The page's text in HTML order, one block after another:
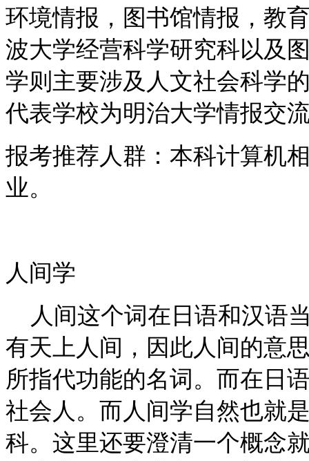
环境情报，图书馆情报，教
波大学经营科学研究科以及
学则主要涉及人文社会科学
代表学校为明治大学情报交
报考推荐人群：本科计算机
业。
人间学
人间这个词在日语和汉语
有天上人间，因此人间的意
所指代功能的名词。而在日
社会人。而人间学自然也就
科。这里还要澄清一个概念